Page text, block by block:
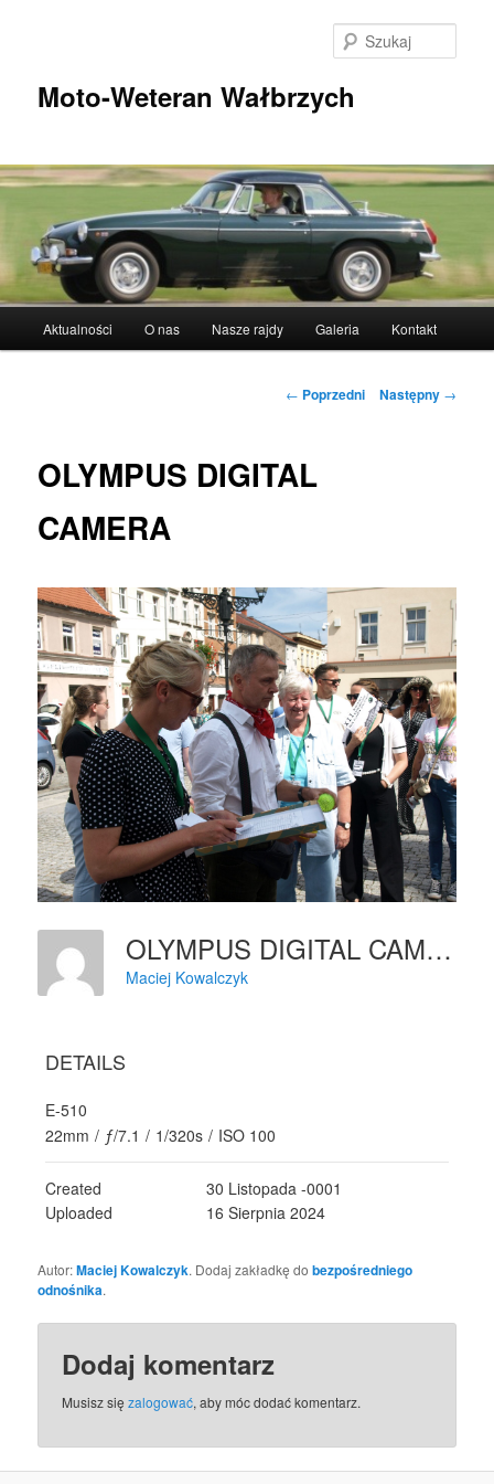
Moto-Weteran Wałbrzych
Aktualności O nas Nasze rajdy Galeria Kontakt
Nawigacja
← Poprzedni Następny →
OLYMPUS DIGITAL
CAMERA
OLYMPUS DIGITAL CAMERA
Maciej Kowalczyk
DETAILS
E-510
22mm / ƒ/7.1 / 1/320s / ISO 100
Created
30 Listopada -0001
Uploaded
16 Sierpnia 2024
Autor:Maciej Kowalczyk. Dodaj zakładkę dobezpośredniego
odnośnika.
Dodaj komentarz
Musisz sięzalogować, aby móc dodać komentarz.